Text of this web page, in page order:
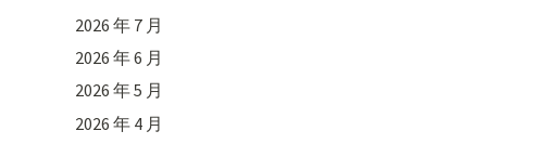
2026 年 7 月
2026 年 6 月
2026 年 5 月
2026 年 4 月